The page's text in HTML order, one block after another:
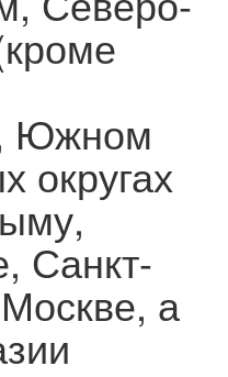
Южном
округах
Санкт-
а